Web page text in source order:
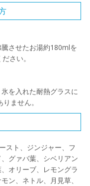
させたお湯約180mlを
さい。
を入れた耐熱グラスに
ません。
スト、ジンジャー、フ
グァバ葉、シベリアン
オリーブ、レモングラ
ン、ネトル、月見草、